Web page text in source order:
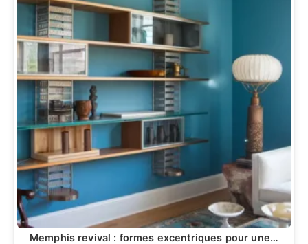
Memphis revival : formes excentriques pour une…